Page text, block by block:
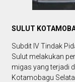
SULUT
Subdit IV Tindak
Sulut melakukan
migas yang terjadi
Kotamobagu